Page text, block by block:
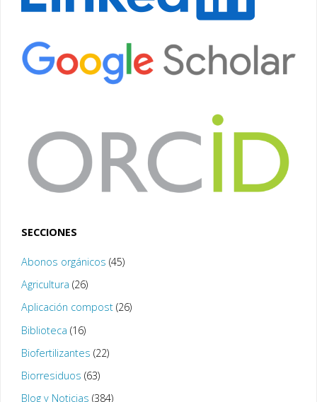
SECCIONES
Abonos orgánicos (45)
Agricultura (26)
Aplicación compost(26)
Biblioteca (16)
Biofertilizantes (22)
Biorresiduos (63)
Blog y Noticias (384)